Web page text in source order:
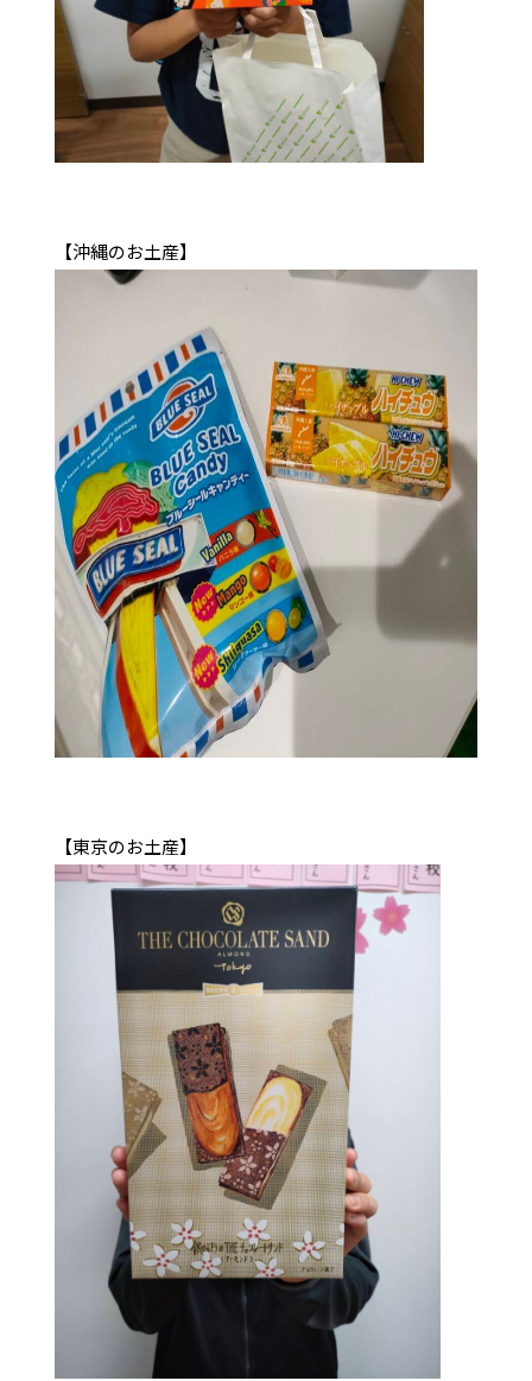
【沖縄のお土産】
【東京のお土産】